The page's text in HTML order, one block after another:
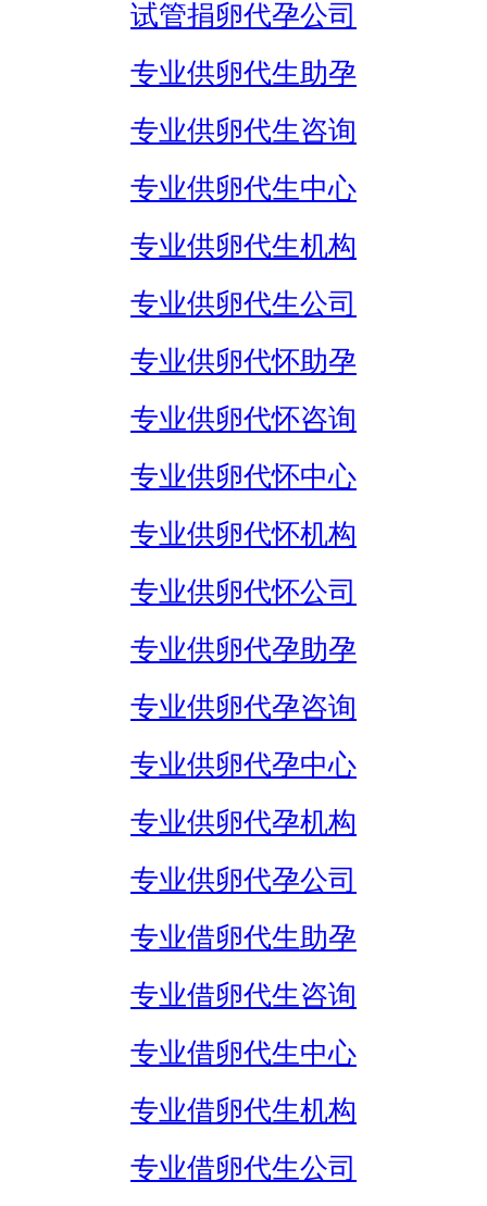
试管捐卵代孕公司
专业供卵代生助孕
专业供卵代生咨询
专业供卵代生中心
专业供卵代生机构
专业供卵代生公司
专业供卵代怀助孕
专业供卵代怀咨询
专业供卵代怀中心
专业供卵代怀机构
专业供卵代怀公司
专业供卵代孕助孕
专业供卵代孕咨询
专业供卵代孕中心
专业供卵代孕机构
专业供卵代孕公司
专业借卵代生助孕
专业借卵代生咨询
专业借卵代生中心
专业借卵代生机构
专业借卵代生公司